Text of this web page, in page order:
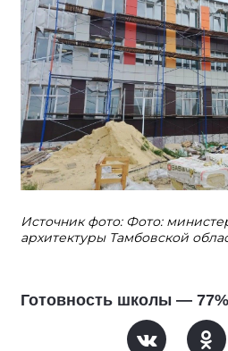
Источник фото: Фото:
архитектуры Тамбовской
Готовность школы — 77%